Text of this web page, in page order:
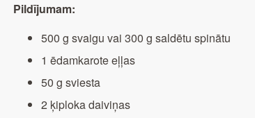
Pildījumam:
500 g svaigu vai 300 g saldētu spinātu
1 ēdamkarote eļļas
50 g sviesta
2 ķiploka daiviņas